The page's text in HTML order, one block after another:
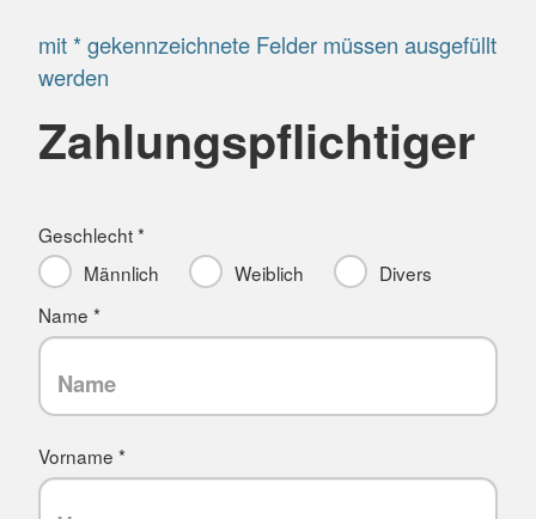
mit * gekennzeichnete Felder müssen ausgefüllt
werden
Zahlungspflichtiger
Geschlecht *
Männlich
Weiblich
Divers
Name *
Vorname *